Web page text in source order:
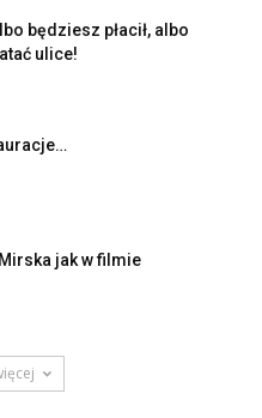
będziesz płacił, albo
ulice!
jak w filmie